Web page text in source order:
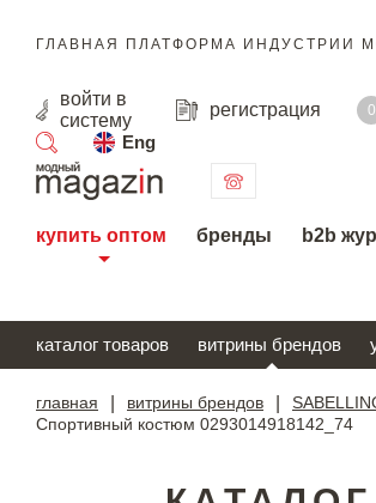
ГЛАВНАЯ ПЛАТФОРМА ИНДУСТРИИ
войти в
систему
регистрация 0
Eng
поиск
купить оптом бренды b2b
каталог товаров витрины брендов
главная витрины брендов
Спортивный костюм 0293014918142_74